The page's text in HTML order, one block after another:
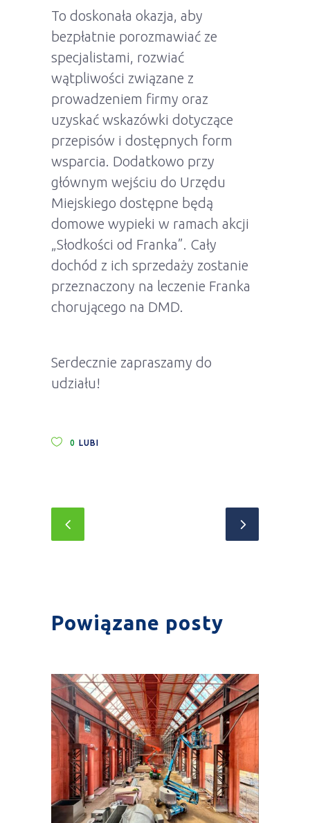
To doskonała okazja, aby
bezpłatnie porozmawiać ze
specjalistami, rozwiać
wątpliwości związane z
prowadzeniem firmy oraz
uzyskać wskazówki dotyczące
przepisów i dostępnych form
wsparcia. Dodatkowo przy
głównym wejściu do Urzędu
Miejskiego dostępne będą
domowe wypieki w ramach akcji
„Słodkości od Franka”. Cały
dochód z ich sprzedaży zostanie
przeznaczony na leczenie Franka
chorującego na DMD.
Serdecznie zapraszamy do
udziału!
0 LUBI
Powiązane posty